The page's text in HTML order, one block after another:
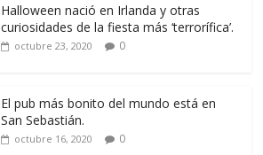
Halloween nació en Irlanda y otras
curiosidades de la fiesta más ‘terrorífica’.
octubre 23, 2020 0
El pub más bonito del mundo está en
San Sebastián.
octubre 16, 2020 0